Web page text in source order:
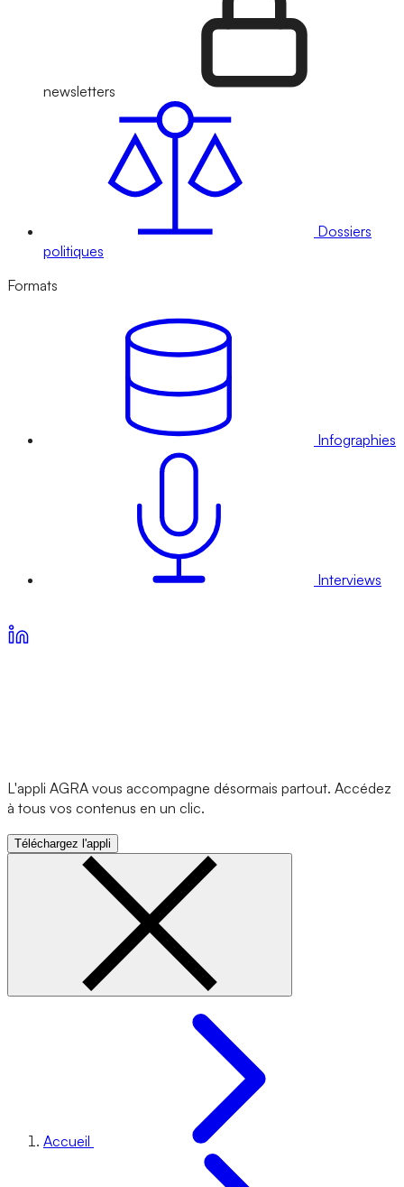
newsletters
Dossiers
politiques
Formats
Infographies
Interviews
L'appli AGRA vous accompagne désormais partout. Accédez
à tous vos contenus en un clic.
Téléchargez l'appli
Accueil